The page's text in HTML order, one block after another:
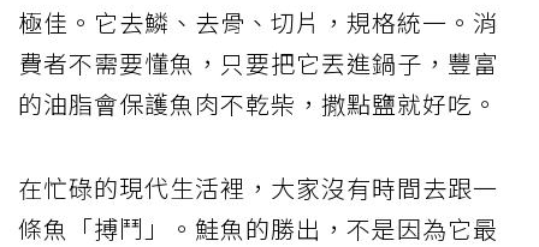
極佳。它去鱗、去骨、切片，規格統一。消
費者不需要懂魚，只要把它丟進鍋子，豐富
的油脂會保護魚肉不乾柴，撒點鹽就好吃。
在忙碌的現代生活裡，大家沒有時間去跟一
條魚「搏鬥」。鮭魚的勝出，不是因為它最